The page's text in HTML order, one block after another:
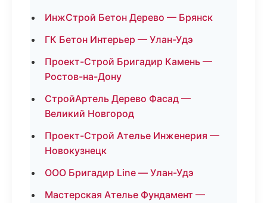
ИнжСтрой Бетон Дерево — Брянск
ГК Бетон Интерьер — Улан-Удэ
Проект-Строй Бригадир Камень —
Ростов-на-Дону
СтройАртель Дерево Фасад —
Великий Новгород
Проект-Строй Ателье Инженерия —
Новокузнецк
ООО Бригадир Line — Улан-Удэ
Мастерская Ателье Фундамент —